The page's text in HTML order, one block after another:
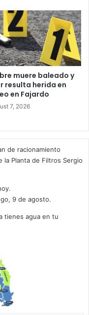
muere baleado y
resulta herida en
en Fajardo
7, 2026
de racionamiento
la Planta de Filtros Sergio
9 de agosto.
tienes agua en tu